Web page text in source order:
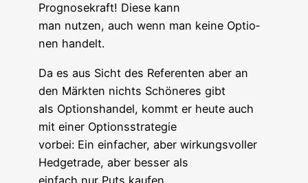
Pro­gno­se­kraft! Die­se kann
man nut­zen, auch wenn man kei­ne Optio­
nen handelt.
Da es aus Sicht des Refe­ren­ten aber an
den Märk­ten nichts Schö­ne­res gibt
als Opti­ons­han­del, kommt er heu­te auch
mit einer Optionsstrategie
vor­bei: Ein ein­fa­cher, aber wir­kungs­vol­ler
Hedge­tra­de, aber bes­ser als
ein­fach nur Puts kaufen.